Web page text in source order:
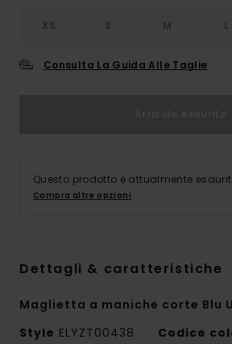
XS S M L
Consulta La Guida Alle Taglie
Questo prodotto è attualmente
Compra altre opzioni
Dettagli & caratteristiche
Maglietta a maniche corte Blu
Style ELYZT00438 Codice